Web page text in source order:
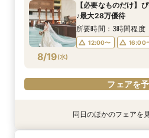
8/16(日)
8:50〜
16:30〜
8/16(日)
9:00〜
16:30〜
8/16(日)
9:00〜
16:30〜
8/19(水)
【必要なものだけ】
♪最大28万優待
所要時間：3時間程度
12:00〜 16:00
フェアを
特典あり同日のほかのフェアを